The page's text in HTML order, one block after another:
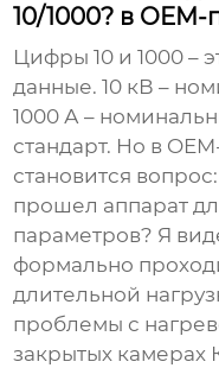
10/1000? в OEM-
Цифры 10 и 1000 –
данные. 10 кВ –
1000 А –
стандарт. Но в
становится
прошел аппарат
параметров? Я
формально
длительной
проблемы с
закрытых камерах